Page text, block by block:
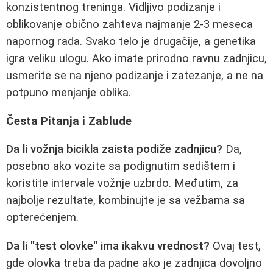
konzistentnog treninga. Vidljivo podizanje i
oblikovanje obično zahteva najmanje 2-3 meseca
napornog rada. Svako telo je drugačije, a genetika
igra veliku ulogu. Ako imate prirodno ravnu zadnjicu,
usmerite se na njeno podizanje i zatezanje, a ne na
potpuno menjanje oblika.
Česta Pitanja i Zablude
Da li vožnja bicikla zaista podiže zadnjicu? Da,
posebno ako vozite sa podignutim sedištem i
koristite intervale vožnje uzbrdo. Međutim, za
najbolje rezultate, kombinujte je sa vežbama sa
opterećenjem.
Da li "test olovke" ima ikakvu vrednost? Ovaj test,
gde olovka treba da padne ako je zadnjica dovoljno